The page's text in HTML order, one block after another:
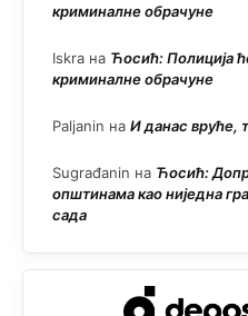
криминалне обрачуне
Iskra на Ћосић: Полиција
криминалне обрачуне
Paljanin на И данас вруће,
Sugrađanin на Ћосић:
општинама као ниједна
сада